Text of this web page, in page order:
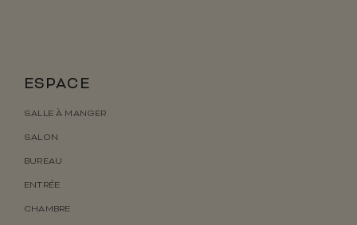
ESPACE
SALLE À MANGER
SALON
BUREAU
ENTRÉE
CHAMBRE